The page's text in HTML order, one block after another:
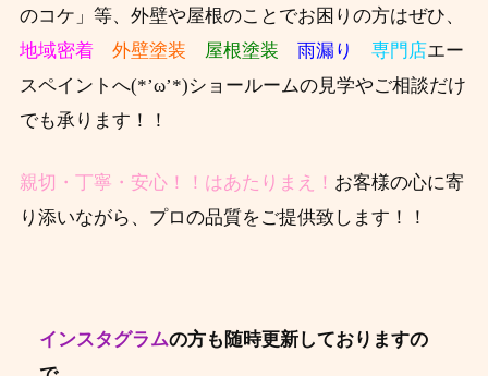
のコケ」等、外壁や屋根のことでお困りの方はぜひ、
地域密着
外壁塗装 屋根塗装 雨漏り 専門店エー
スペイントへ(*’ω’*)ショールームの見学やご相談だけ
でも承ります！！
親切・丁寧・安心！！はあたりまえ！ お客様の心に寄
り添いながら、プロの品質をご提供致します！！
インスタグラムの方も随時更新しておりますの